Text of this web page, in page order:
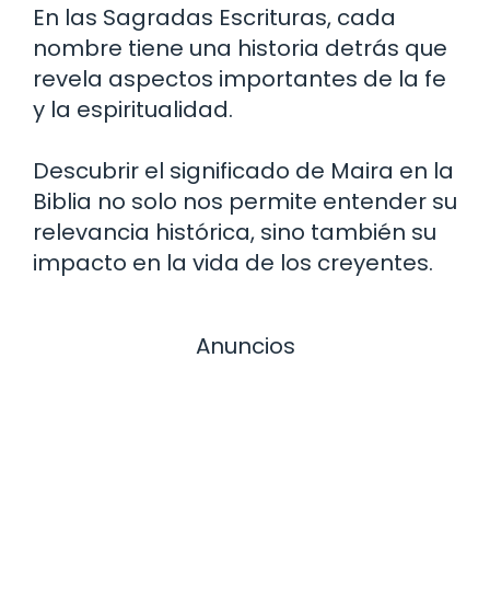
En las Sagradas Escrituras, cada
nombre tiene una historia detrás que
revela aspectos importantes de la fe
y la espiritualidad.
Descubrir el significado de Maira en la
Biblia no solo nos permite entender su
relevancia histórica, sino también su
impacto en la vida de los creyentes.
Anuncios